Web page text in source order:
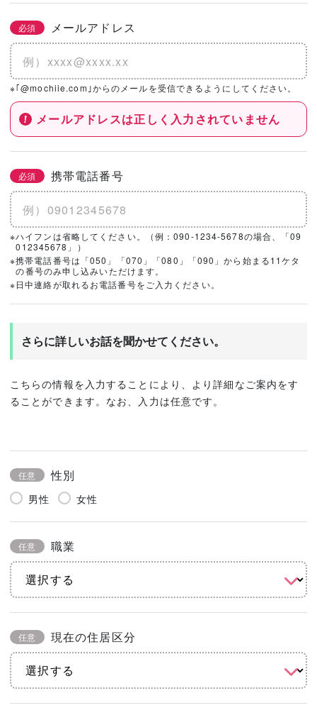
必須 メールアドレス
※｢@mochiie.com｣からのメールを受信できるようにしてください。
メールアドレスは正しく入力されていません
必須 携帯電話番号
※ハイフンは省略してください。（例：090-1234-5678の場合、「09
012345678」）
※携帯電話番号は「050」「070」「080」「090」から始まる11ケタ
の番号のみ申し込みいただけます。
※日中連絡が取れるお電話番号をご入力ください。
さらに詳しいお話を聞かせてください。
こちらの情報を入力することにより、より詳細なご案内をす
ることができます。なお、入力は任意です。
任意 性別
男性 女性
任意 職業
任意 現在の住居区分